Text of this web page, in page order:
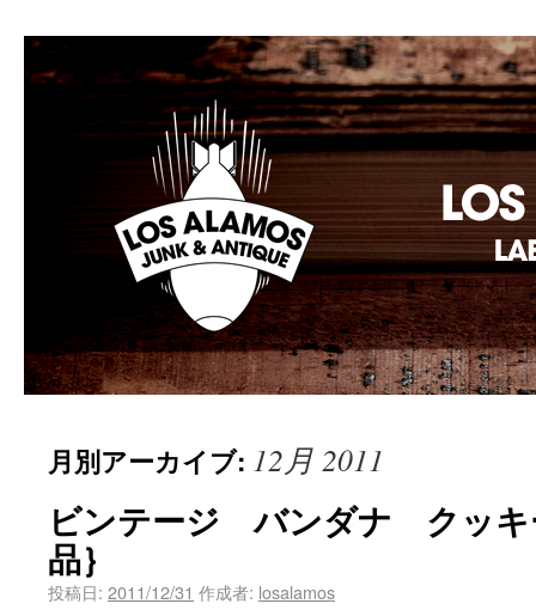
月別アーカイブ: 12月 2011
ビンテージ バンダナ クッキ
品｝
投稿日: 2011/12/31 作成者: losalamos